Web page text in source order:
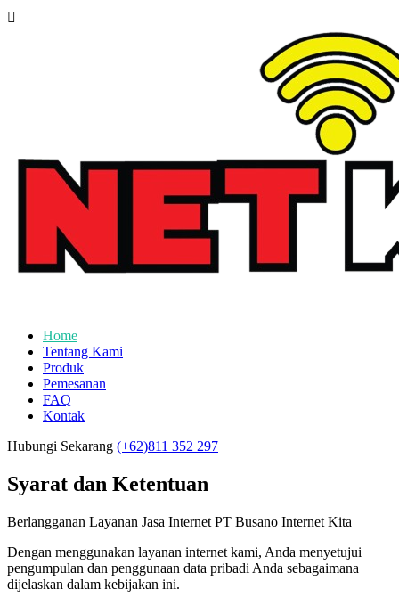
Home
Tentang Kami
Produk
Pemesanan
FAQ
Kontak
Hubungi Sekarang (+62)811 352 297
Syarat dan Ketentuan
Berlangganan Layanan Jasa Internet PT Busano Internet Kita
Dengan menggunakan layanan internet kami, Anda menyetujui
pengumpulan dan penggunaan data pribadi Anda sebagaimana
dijelaskan dalam kebijakan ini.